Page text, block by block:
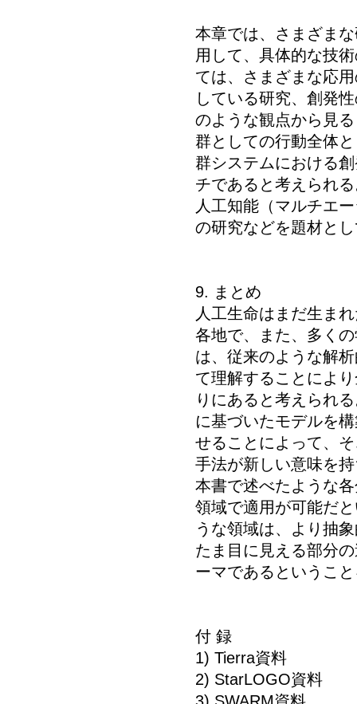
本章では、さまざま
用して、具体的な技
ては、さまざまな応
している研究、創発
のような観点から見
群としての行動全体
群システムにおける
チであると考えられ
人工知能（マルチエ
の研究などを題材と
9. まとめ
人工生命はまだ生ま
各地で、また、多く
は、従来のような解
て理解することによ
りにあると考えられ
に基づいたモデルを
せることによって、
手法が新しい意味を
本書で述べたような
領域で適用が可能だ
うな領域は、より抽
たま目に見える部分
ーマであるというこ
付 録
1) Tierra資料
2) StarLOGO資料